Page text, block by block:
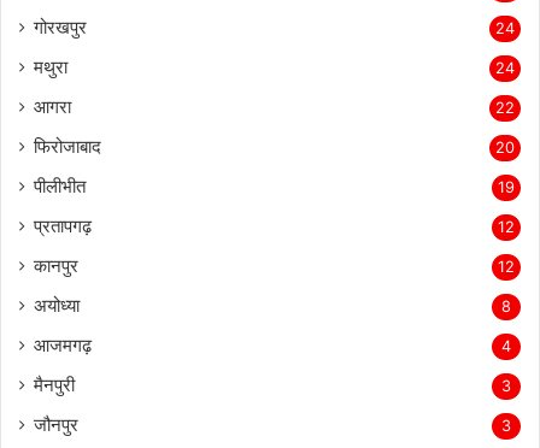
गोरखपुर 24
मथुरा 24
आगरा 22
फिरोजाबाद 20
पीलीभीत 19
प्रतापगढ़ 12
कानपुर 12
अयोध्या 8
आजमगढ़ 4
मैनपुरी 3
जौनपुर 3